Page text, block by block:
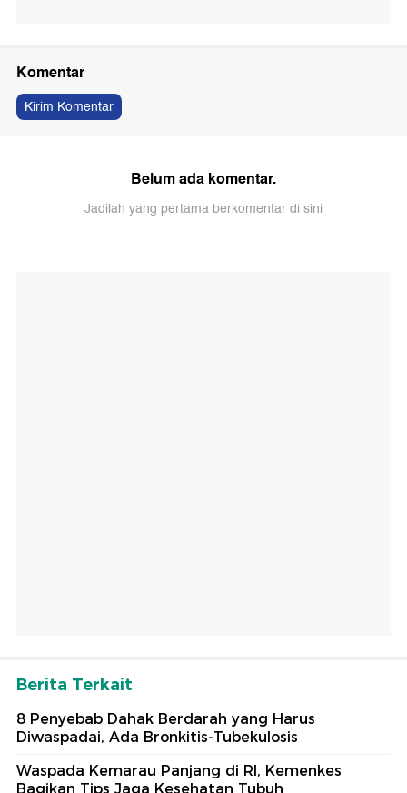
Komentar
Kirim Komentar
Belum ada komentar.
Jadilah yang pertama berkomentar di sini
Berita Terkait
8 Penyebab Dahak Berdarah yang Harus
Diwaspadai, Ada Bronkitis-Tubekulosis
Waspada Kemarau Panjang di RI, Kemenkes
Bagikan Tips Jaga Kesehatan Tubuh